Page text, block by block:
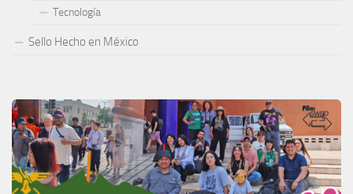
Tecnología
Sello Hecho en México